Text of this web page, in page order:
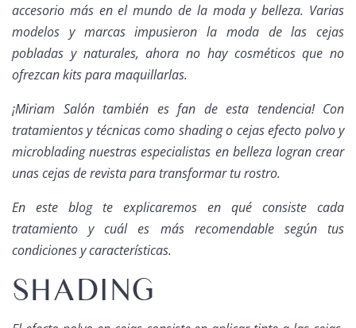
accesorio más en el mundo de la moda y belleza. Varias
modelos y marcas impusieron la moda de las cejas
pobladas y naturales, ahora no hay cosméticos que no
ofrezcan kits para maquillarlas.
¡Miriam Salón también es fan de esta tendencia! Con
tratamientos y técnicas como shading o cejas efecto polvo y
microblading nuestras especialistas en belleza logran crear
unas cejas de revista para transformar tu rostro.
En este blog te explicaremos en qué consiste cada
tratamiento y cuál es más recomendable según tus
condiciones y características.
SHADING